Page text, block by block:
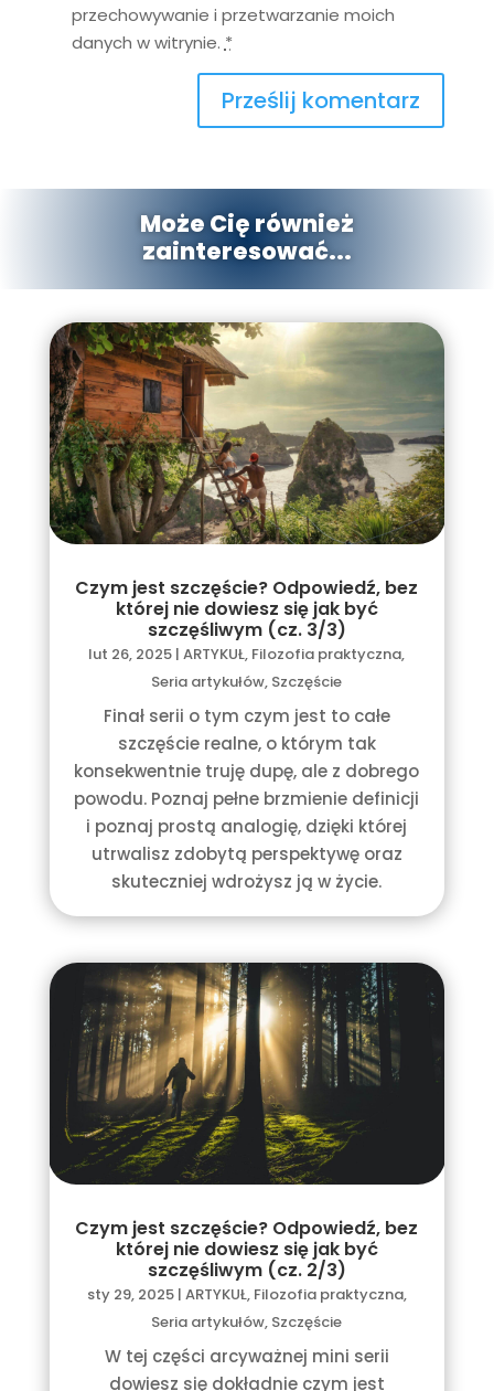
przechowywanie i przetwarzanie moich
danych w witrynie. *
Prześlij komentarz
Może Cię również
zainteresować...
Czym jest szczęście? Odpowiedź, bez
której nie dowiesz się jak być
szczęśliwym (cz. 3/3)
lut 26, 2025 |ARTYKUŁ, Filozofia praktyczna,
Seria artykułów, Szczęście
Finał serii o tym czym jest to całe
szczęście realne, o którym tak
konsekwentnie truję dupę, ale z dobrego
powodu. Poznaj pełne brzmienie definicji
i poznaj prostą analogię, dzięki której
utrwalisz zdobytą perspektywę oraz
skuteczniej wdrożysz ją w życie.
Czym jest szczęście? Odpowiedź, bez
której nie dowiesz się jak być
szczęśliwym (cz. 2/3)
sty 29, 2025| ARTYKUŁ, Filozofia praktyczna,
Seria artykułów, Szczęście
W tej części arcyważnej mini serii
dowiesz się dokładnie czym jest